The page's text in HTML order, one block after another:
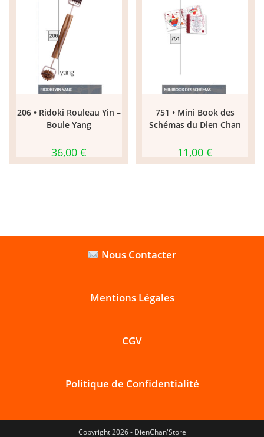
206 • Ridoki Rouleau Yin –
Boule Yang
36,00 €
751 • Mini Book des
Schémas du Dien Chan
11,00 €
Nous Contacter
Mentions Légales
CGV
Politique de Confidentialité
Copyright 2026 - DienChan'Store